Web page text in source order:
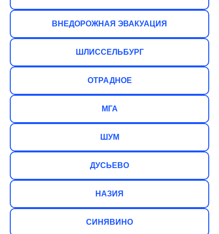
ВНЕДОРОЖНАЯ ЭВАКУАЦИЯ
ШЛИССЕЛЬБУРГ
ОТРАДНОЕ
МГА
ШУМ
ДУСЬЕВО
НАЗИЯ
СИНЯВИНО